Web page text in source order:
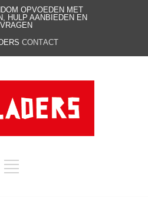
OPVOEDEN MET
HULP AANBIEDEN EN
VRAGEN
CONTACT